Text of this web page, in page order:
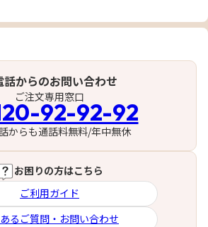
話からのお問い合わせ
ご注文専用窓口
92-92-92
からも通話料無料/年中無休
お困りの方はこちら
ご利用ガイド
るご質問・お問い合わせ